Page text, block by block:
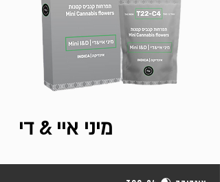
מיני איי & די